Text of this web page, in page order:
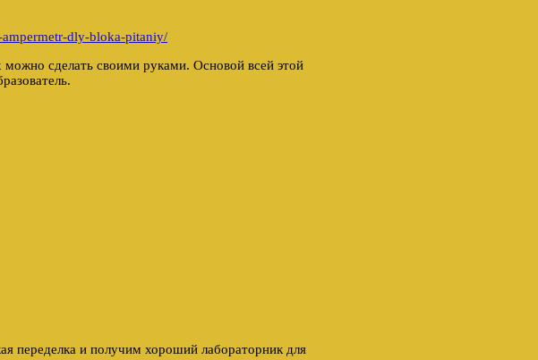
dly-bloka-pitaniy/
сделать своими руками. Основой всей этой
переделка и получим хороший лабораторник для